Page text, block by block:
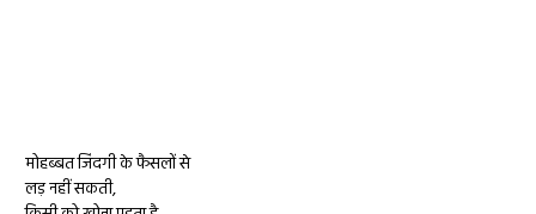
मोहब्बत जिंदगी के फैसलों से
लड़ नहीं सकती,